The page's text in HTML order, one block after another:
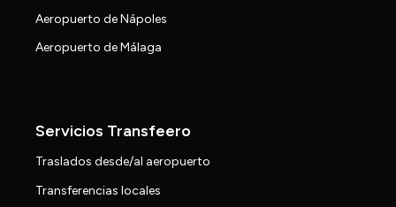
Aeropuerto de Nápoles
Aeropuerto de Málaga
Servicios Transfeero
Traslados desde/al aeropuerto
Transferencias locales